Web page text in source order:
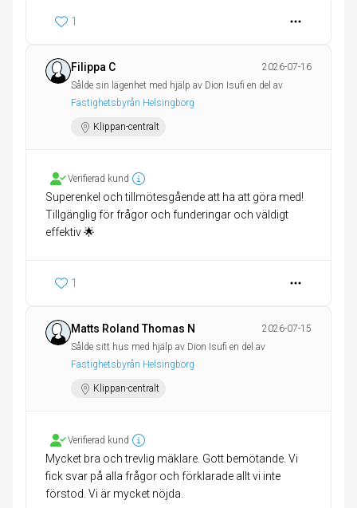
1
Filippa C
2026-07-16
Sålde sin lägenhet med hjälp av Dion Isufi en del av
Fastighetsbyrån Helsingborg
Klippan-centralt
Verifierad kund
Superenkel och tillmötesgående att ha att göra med!
Tillgänglig för frågor och funderingar och väldigt
effektiv 🌟
1
Matts Roland Thomas N
2026-07-15
Sålde sitt hus med hjälp av Dion Isufi en del av
Fastighetsbyrån Helsingborg
Klippan-centralt
Verifierad kund
Mycket bra och trevlig mäklare. Gott bemötande. Vi
fick svar på alla frågor och förklarade allt vi inte
förstod. Vi är mycket nöjda.